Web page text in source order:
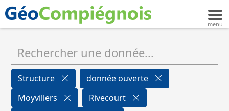
Structure
donnée ouverte
Moyvillers
Rivecourt